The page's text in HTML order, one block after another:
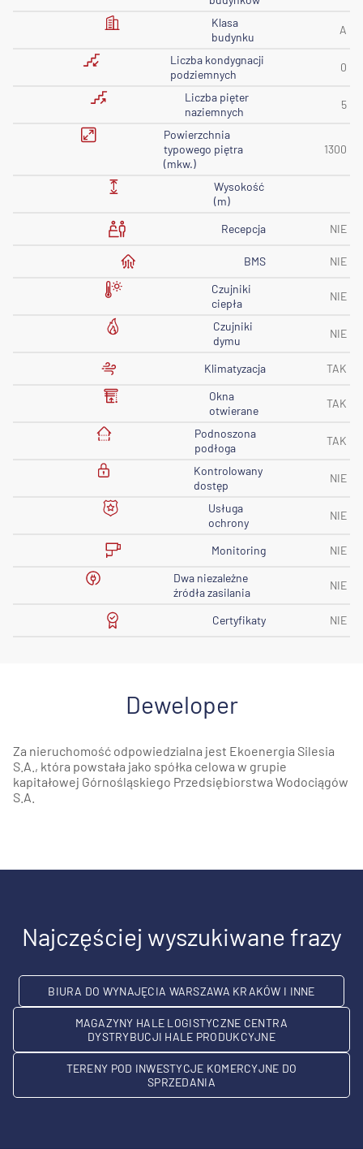
Klasa
budynku
A
Liczba kondygnacji
podziemnych
0
Liczba pięter
naziemnych
5
Powierzchnia
typowego piętra
(mkw.)
1300
Wysokość
(m)
Recepcja
NIE
BMS
NIE
Czujniki
ciepła
NIE
Czujniki
dymu
NIE
Klimatyzacja
TAK
Okna
otwierane
TAK
Podnoszona
podłoga
TAK
Kontrolowany
dostęp
NIE
Usługa
ochrony
NIE
Monitoring
NIE
Dwa niezależne
źródła zasilania
NIE
Certyfikaty NIE
Deweloper
Za nieruchomość odpowiedzialna jest Ekoenergia Silesia
S.A., która powstała jako spółka celowa w grupie
kapitałowej Górnośląskiego Przedsiębiorstwa Wodociągów
S.A.
Najczęściej wyszukiwane frazy
BIURA DO WYNAJĘCIA WARSZAWA KRAKÓW I INNE
MAGAZYNY HALE LOGISTYCZNE CENTRA
DYSTRYBUCJI HALE PRODUKCYJNE
TERENY POD INWESTYCJE KOMERCYJNE DO
SPRZEDANIA